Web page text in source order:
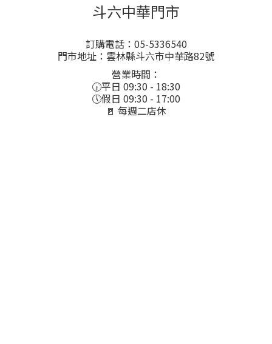
斗六中華門市
訂購電話：05-5336540
門市地址：雲林縣斗六市中華路82號
營業時間：
🕡平日 09:30 - 18:30
🕔假日 09:30 - 17:00
🚪 每週二店休